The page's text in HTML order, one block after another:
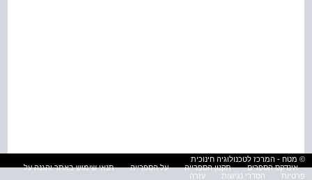
© מטח - המרכז לטכנולוגיה חינוכית
אינדקס הספרים
תקנון הספרייה על הספרייה
תנאי שימוש באתר והגנה על
פרטיות
הסדרי נגישות עזרה